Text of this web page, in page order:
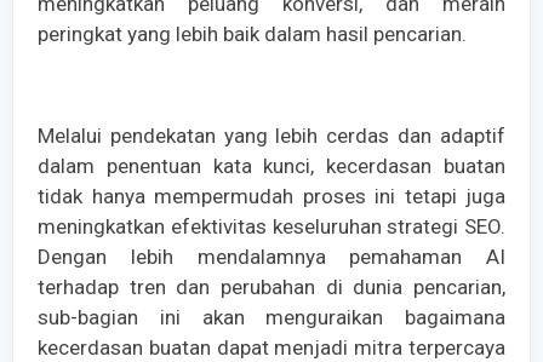
peringkat yang lebih baik dalam hasil pencarian.
Melalui pendekatan yang lebih cerdas dan adaptif
dalam penentuan kata kunci, kecerdasan buatan
tidak hanya mempermudah proses ini tetapi juga
meningkatkan efektivitas keseluruhan strategi SEO.
Dengan lebih mendalamnya pemahaman AI
terhadap tren dan perubahan di dunia pencarian,
sub-bagian ini akan menguraikan bagaimana
kecerdasan buatan dapat menjadi mitra terpercaya